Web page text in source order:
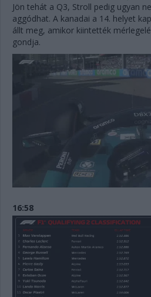
Jön tehát a Q3, Stroll pedig ugyan
aggódhat. A kanadai a 14. helyet
állt meg, amikor kiintették
gondja.
16:58